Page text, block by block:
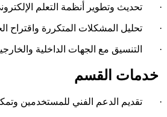
· تحديث وتطوير أنظمة التعلم
· تحليل المشكلات المتكررة واقتراح
· التنسيق مع الجهات الداخلية
خدمات القسم
· تقديم الدعم الفني للمستخدمين